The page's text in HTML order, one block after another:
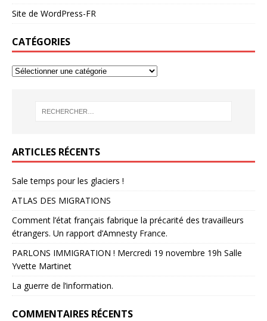
Site de WordPress-FR
CATÉGORIES
ARTICLES RÉCENTS
Sale temps pour les glaciers !
ATLAS DES MIGRATIONS
Comment l’état français fabrique la précarité des travailleurs
étrangers. Un rapport d’Amnesty France.
PARLONS IMMIGRATION ! Mercredi 19 novembre 19h Salle
Yvette Martinet
La guerre de l’information.
COMMENTAIRES RÉCENTS